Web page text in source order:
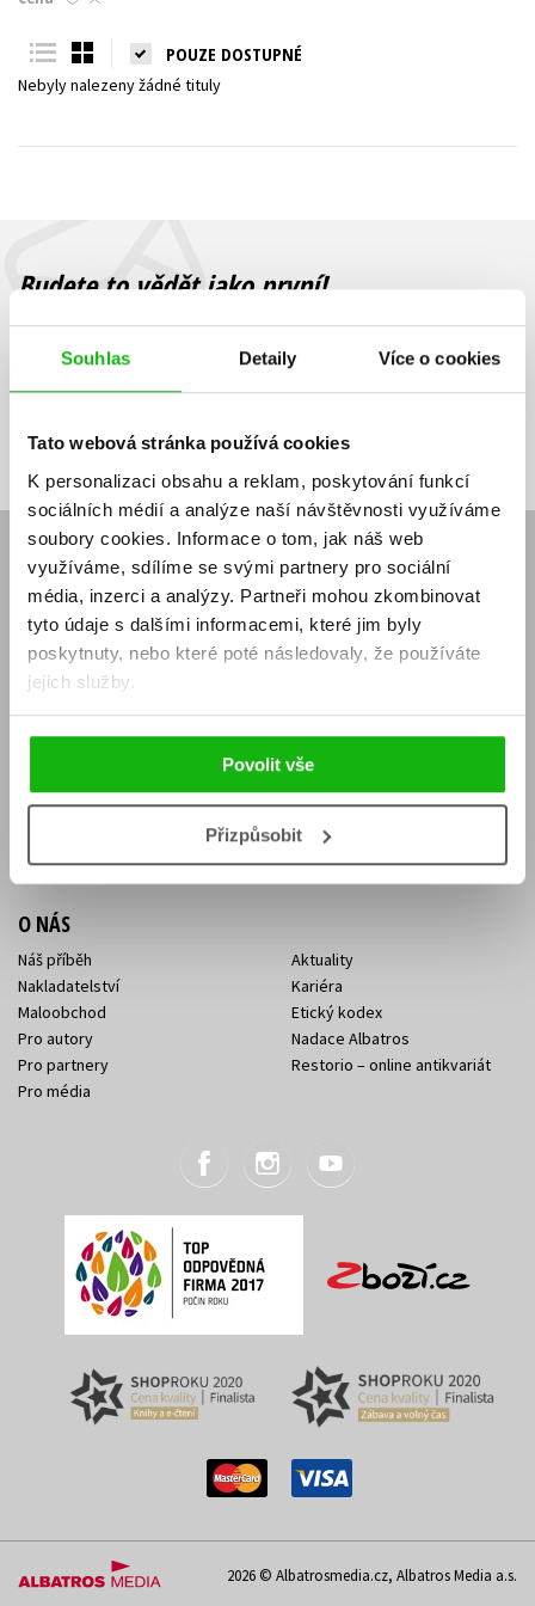
Souhlas Detaily Více o cookies
Tato webová stránka používá cookies
K personalizaci obsahu a reklam, poskytování funkcí
sociálních médií a analýze naší návštěvnosti využíváme
soubory cookies. Informace o tom, jak náš web
využíváme, sdílíme se svými partnery pro sociální
média, inzerci a analýzy. Partneři mohou zkombinovat
tyto údaje s dalšími informacemi, které jim byly
poskytnuty, nebo které poté následovaly, že používáte
jejich služby.
Povolit vše
Přizpůsobit
Young adult (SK)
Všechny tituly
POUZE DOSTUPNÉ
Nebyly nalezeny žádné tituly
Budete to vědět jako první!
Zajímá Vás, jaký knižní hit právě vychází, na jaké zboží je výhodná
sleva, jaká běží soutěž o ceny? Přihlášením k odběru našich e-
souhlasíte se zpracováním osobních údajů
mailová
adresa
mailová
adresa
Vaše e-mailová adresa Přihlásit se
E-SHOP
Aktuality
Naši autoři
Obchodní podmínky
Jak nakoupit
Knižní novinky
Dárkové poukazy
Affiliate program
KONTAKTY
Sídlo společnosti
Kontakty Albatros Media
O NÁS
Náš příběh
Nakladatelství
Maloobchod
Pro autory
Pro partnery
Pro média
Aktuality
Kariéra
Etický kodex
Nadace Albatros
Restorio – online antikvariát
2026 © Albatrosmedia.cz, Albatros Media a.s.